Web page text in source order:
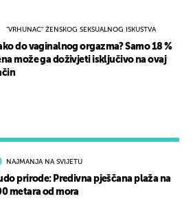
NAJMANJA NA SVIJETU
prirode: Predivna pješčana plaža na
metara od mora
"VRHUNAC" ŽENSKOG SEKSUALNOG ISKUSTVA
do vaginalnog orgazma? Samo 18 %
može ga doživjeti isključivo na ovaj